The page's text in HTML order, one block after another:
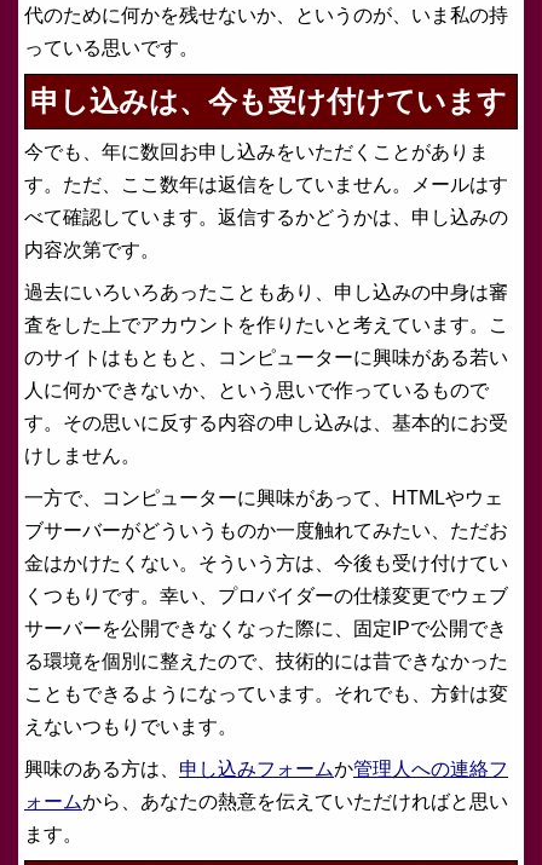
代のために何かを残せないか、というのが、いま私の持
っている思いです。
申し込みは、今も受け付けています
今でも、年に数回お申し込みをいただくことがありま
す。ただ、ここ数年は返信をしていません。メールはす
べて確認しています。返信するかどうかは、申し込みの
内容次第です。
過去にいろいろあったこともあり、申し込みの中身は審
査をした上でアカウントを作りたいと考えています。こ
のサイトはもともと、コンピューターに興味がある若い
人に何かできないか、という思いで作っているもので
す。その思いに反する内容の申し込みは、基本的にお受
けしません。
一方で、コンピューターに興味があって、HTMLやウェ
ブサーバーがどういうものか一度触れてみたい、ただお
金はかけたくない。そういう方は、今後も受け付けてい
くつもりです。幸い、プロバイダーの仕様変更でウェブ
サーバーを公開できなくなった際に、固定IPで公開でき
る環境を個別に整えたので、技術的には昔できなかった
こともできるようになっています。それでも、方針は変
えないつもりでいます。
興味のある方は、 申し込みフォームか管理人への連絡フ
ォームから、あなたの熱意を伝えていただければと思い
ます。